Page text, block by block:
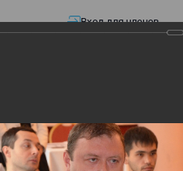
Вход для членов
—ЭЛЕКТРОННЫЕ СЧЕТА-ФАКТУРЫ.